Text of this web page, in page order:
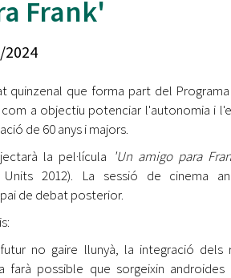
Oberta la convocatòria d'Ajuts per a
jove 2026
Cerdanyola opta a més de 5 milions
l'entorn de l'avinguda Catalunya
El FIT presenta el cartell de la seva 16a
L’Ajuntament reparteix ulleres gratuïtes
l'eclipsi solar
Frank'
2024
quinzenal que forma part del Programa
a objectiu potenciar l'autonomia i
de 60 anys i majors.
la pel·lícula 'Un amigo para
2012).
La sessió de cinema
de debat posterior.
no gaire llunyà, la integració
farà possible que sorgeixin